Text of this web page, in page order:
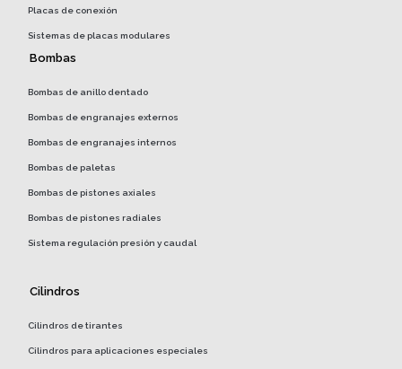
Placas de conexión
Sistemas de placas modulares
Bombas
Bombas de anillo dentado
Bombas de engranajes externos
Bombas de engranajes internos
Bombas de paletas
Bombas de pistones axiales
Bombas de pistones radiales
Sistema regulación presión y caudal
Cilindros
Cilindros de tirantes
Cilindros para aplicaciones especiales